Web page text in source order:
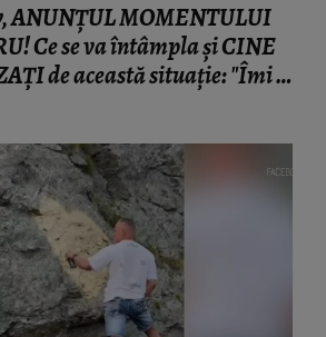
ANUNȚUL MOMENTULUI
Ce se va întâmpla și CINE
de această situație: "Îmi e